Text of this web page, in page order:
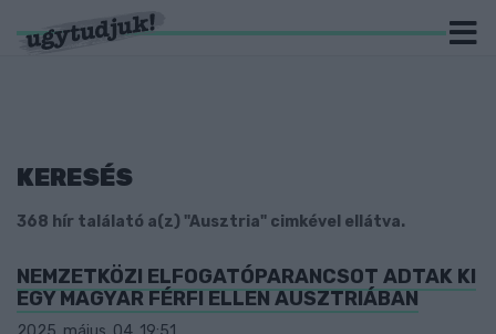
KERESÉS
368 hír találató a(z) "Ausztria" cimkével ellátva.
NEMZETKÖZI ELFOGATÓPARANCSOT ADTAK KI
EGY MAGYAR FÉRFI ELLEN AUSZTRIÁBAN